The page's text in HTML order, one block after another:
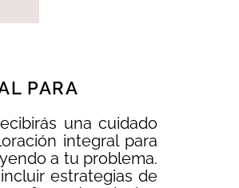
PARA
una cuidado
integral para
a tu problema.
estrategias de